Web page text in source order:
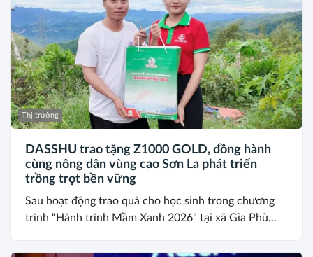
Thị trường
DASSHU trao tặng Z1000 GOLD, đồng hành
cùng nông dân vùng cao Sơn La phát triển
trồng trọt bền vững
Sau hoạt động trao quà cho học sinh trong chương
trình "Hành trình Mầm Xanh 2026" tại xã Gia Phù...